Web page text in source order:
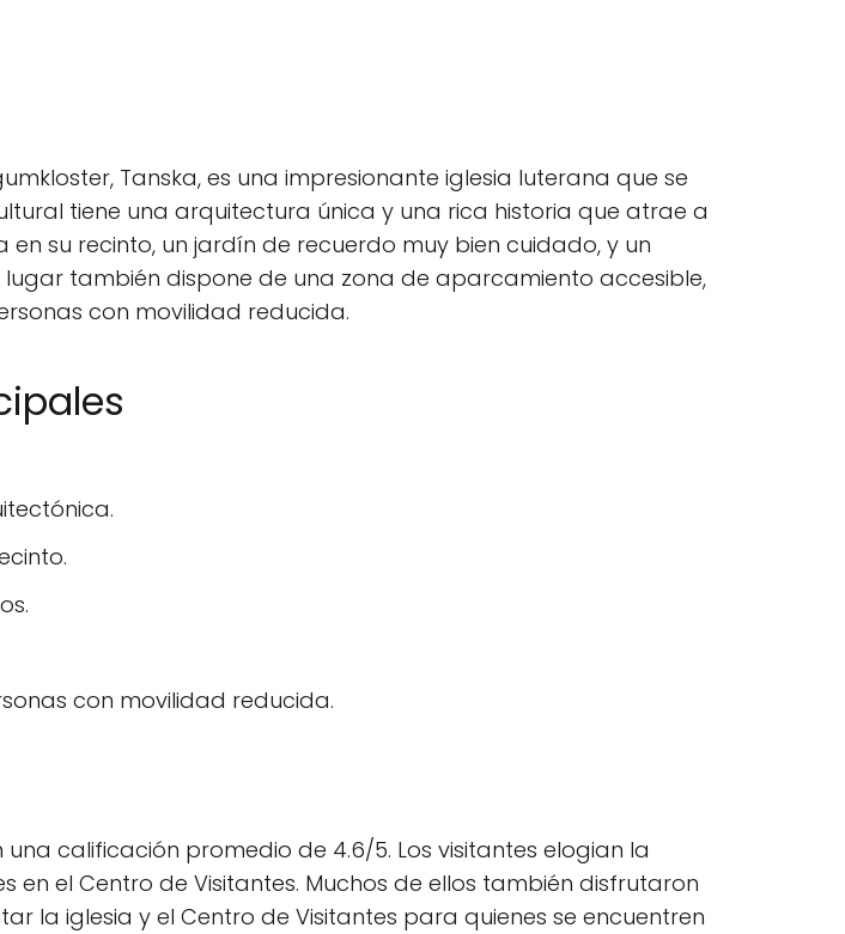
Tanska, es una impresionante iglesia luterana que se
tiene una arquitectura única y una rica historia que atrae a
su recinto, un jardín de recuerdo muy bien cuidado, y un
lugar también dispone de una zona de aparcamiento accesible,
con movilidad reducida.
con movilidad reducida.
una calificación promedio de 4.6/5. Los visitantes elogian la
en el Centro de Visitantes. Muchos de ellos también disfrutaron
la iglesia y el Centro de Visitantes para quienes se encuentren